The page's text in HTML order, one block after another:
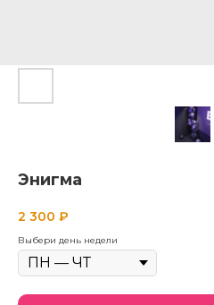
Энигма
2 300 ₽
Выбери день недели